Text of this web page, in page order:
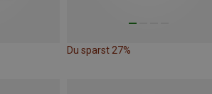
Du sparst 27%